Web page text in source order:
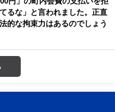
るな」と言われました。正直
的な拘束力はあるのでしょう